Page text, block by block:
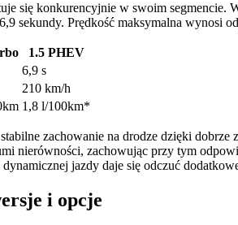
się konkurencyjnie w swoim
sekundy. Prędkość maksymalna wynosi
1.5 PHEV
6,9 s
210 km/h
1,8 l/100km*
zachowanie na drodze dzięki
nierówności, zachowując przy tym
jazdy daje się odczuć
i opcje